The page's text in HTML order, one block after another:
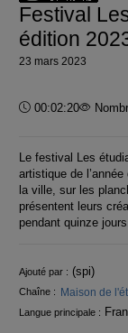
Festival
édition
23 mars 2023
Durée :
00:02:20
Le festival Les
artistique de
la ville, sur les
présentent leurs
pendant quinze
Ajouté par : (spi)
Chaîne : Maison de
Langue principale :